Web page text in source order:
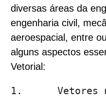
diversas áreas da
engenharia civil,
aeroespacial, entre
alguns aspectos
Vetorial:
1.	Vetores no Espaço